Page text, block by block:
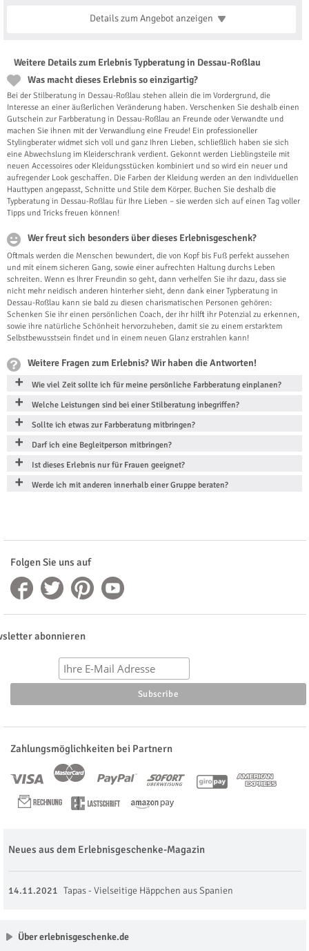
Details zum Angebotanzeigen
Weitere Details zum Erlebnis Typberatung in Dessau-Roßlau
Was macht dieses Erlebnis so einzigartig?
Bei der Stilberatung in Dessau-Roßlau stehen allein die im Vordergrund, die
Interesse an einer äußerlichen Veränderung haben. Verschenken Sie deshalb einen
Gutschein zur Farbberatung in Dessau-Roßlau an Freunde oder Verwandte und
machen Sie ihnen mit der Verwandlung eine Freude! Ein professioneller
Stylingberater widmet sich voll und ganz Ihren Lieben, schließlich haben sie sich
eine Abwechslung im Kleiderschrank verdient. Gekonnt werden Lieblingsteile mit
neuen Accessoires oder Kleidungsstücken kombiniert und so wird ein neuer und
aufregender Look geschaffen. Die Farben der Kleidung werden an den individuellen
Hauttypen angepasst, Schnitte und Stile dem Körper. Buchen Sie deshalb die
Typberatung in Dessau-Roßlau für Ihre Lieben – sie werden sich auf einen Tag voller
Tipps und Tricks freuen können!
Wer freut sich besonders über dieses Erlebnisgeschenk?
Oftmals werden die Menschen bewundert, die von Kopf bis Fuß perfekt aussehen
und mit einem sicheren Gang, sowie einer aufrechten Haltung durchs Leben
schreiten. Wenn es Ihrer Freundin so geht, dann verhelfen Sie ihr dazu, dass sie
nicht mehr neidisch anderen hinterher sieht, denn dank einer Typberatung in
Dessau-Roßlau kann sie bald zu diesen charismatischen Personen gehören:
Schenken Sie ihr einen persönlichen Coach, der ihr hilft ihr Potenzial zu erkennen,
sowie ihre natürliche Schönheit hervorzuheben, damit sie zu einem erstarktem
Selbstbewusstsein findet und in einem neuen Glanz erstrahlen kann!
Weitere Fragen zum Erlebnis? Wir haben die Antworten!
Wie viel Zeit sollte ich für meine persönliche Farbberatung einplanen?
Welche Leistungen sind bei einer Stilberatung inbegriffen?
Sollte ich etwas zur Farbberatung mitbringen?
Darf ich eine Begleitperson mitbringen?
Ist dieses Erlebnis nur für Frauen geeignet?
Werde ich mit anderen innerhalb einer Gruppe beraten?
Folgen Sie uns auf
abonnieren
Zahlungsmöglichkeiten bei Partnern
Neues aus dem Erlebnisgeschenke-Magazin
14.11.2021 Tapas - Vielseitige Häppchen aus Spanien
Über erlebnisgeschenke.de